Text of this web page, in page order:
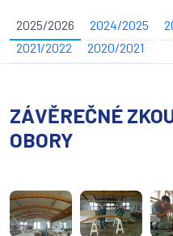
2025/2026 2024/2025
2021/2022
2020/2021
ZÁVĚREČNÉ
OBORY